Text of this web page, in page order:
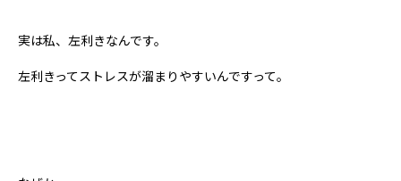
実は私、左利きなんです。
左利きってストレスが溜まりやすいんですって。